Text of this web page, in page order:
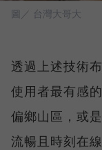
圖／ 台灣大哥大
透過上述技術
使用者最有感
偏鄉山區，或
流暢且時刻在